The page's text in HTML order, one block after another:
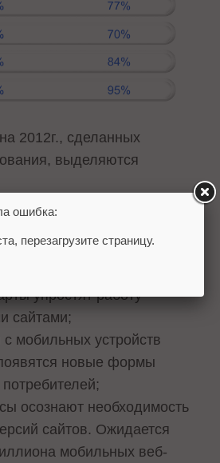
2012г., сделанных
выделяются
людей будут использовать
в качестве
упростят работу
сайтами;
мобильных устройств
новые формы
осознают необходимость
сайтов. Ожидается
мобильных веб-
ошибка:
перезагрузите страницу.